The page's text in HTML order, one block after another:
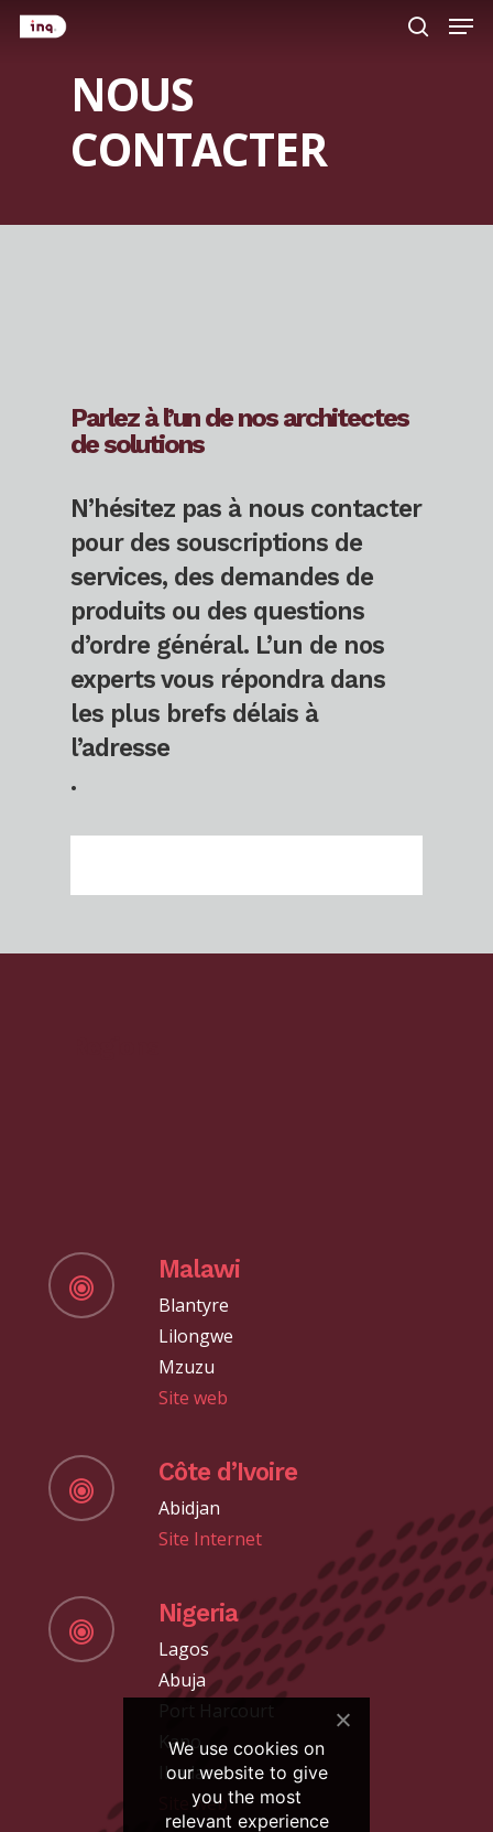
Skip
NOUS
CONTACTER
Parlez à l’un de nos architectes
de solutions
N’hésitez pas à nous contacter
pour des souscriptions de
services, des demandes de
produits ou des questions
d’ordre général. L’un de nos
experts vous répondra dans
les plus brefs délais à
l’adresse
.
Malawi
Blantyre
Lilongwe
Mzuzu
Site web
Côte d’Ivoire
Abidjan
Site Internet
Nigeria
Lagos
Abuja
Kano
Ibadan
Site web
We use cookies on
our website to give
you the most
relevant experience